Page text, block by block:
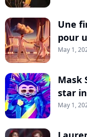
Une
pour
May 1,
Mask
star
May 1,